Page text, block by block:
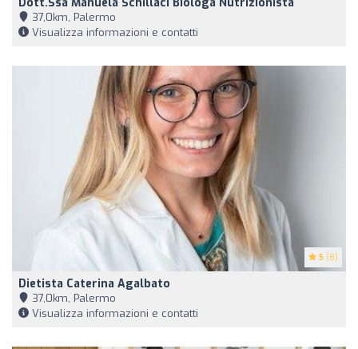
37,0km, Palermo
Visualizza informazioni e contatti
5 (8)
Dietista Caterina Agalbato
37,0km, Palermo
Visualizza informazioni e contatti